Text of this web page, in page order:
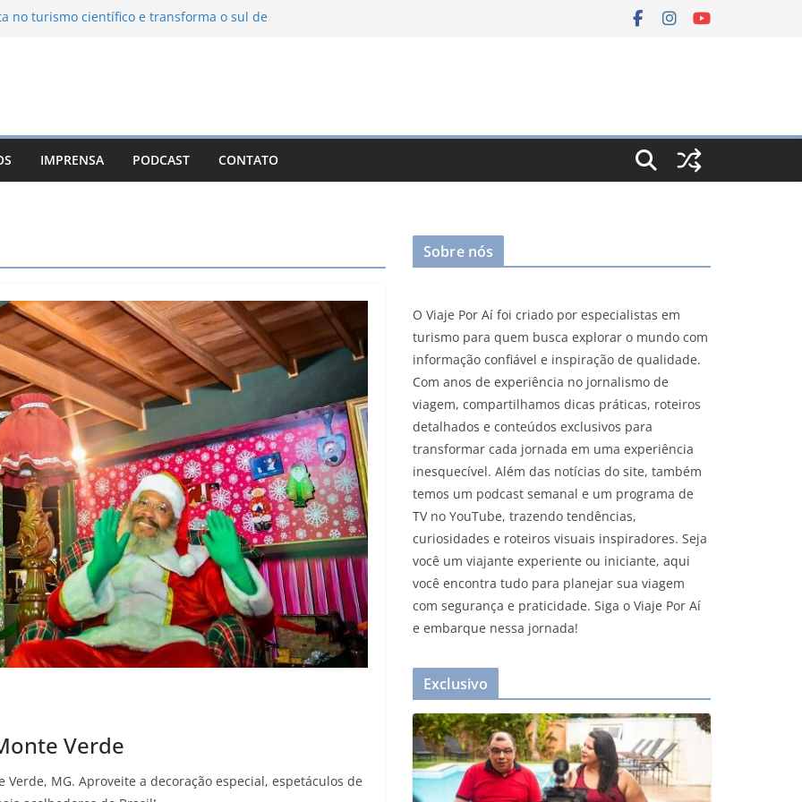
no turismo científico e transforma o sul de
em Campos do Jordão
Nuevo León: o Pueblo Mágico com ruas
e turismo à beira da represa
IMPRENSA PODCAST CONTATO
Verde
MG. Aproveite a decoração especial, espetáculos de
Sobre nós
O Viaje Por Aí foi criado por especialistas em
turismo para quem busca explorar o mundo com
informação confiável e inspiração de qualidade.
Com anos de experiência no jornalismo de
viagem, compartilhamos dicas práticas, roteiros
detalhados e conteúdos exclusivos para
transformar cada jornada em uma experiência
inesquecível. Além das notícias do site, também
temos um podcast semanal e um programa de
TV no YouTube, trazendo tendências,
curiosidades e roteiros visuais inspiradores. Seja
você um viajante experiente ou iniciante, aqui
você encontra tudo para planejar sua viagem
com segurança e praticidade. Siga o Viaje Por Aí
e embarque nessa jornada!
Exclusivo